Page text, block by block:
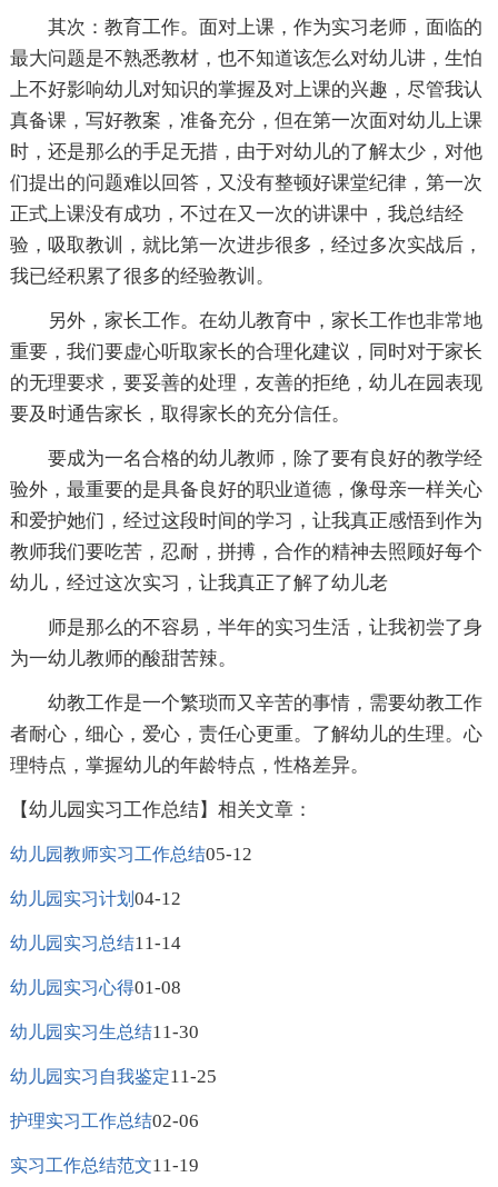
其次：教育工作。面对上课，作为实习老师，面临的
最大问题是不熟悉教材，也不知道该怎么对幼儿讲，生怕
上不好影响幼儿对知识的掌握及对上课的兴趣，尽管我认
真备课，写好教案，准备充分，但在第一次面对幼儿上课
时，还是那么的手足无措，由于对幼儿的了解太少，对他
们提出的问题难以回答，又没有整顿好课堂纪律，第一次
正式上课没有成功，不过在又一次的讲课中，我总结经
验，吸取教训，就比第一次进步很多，经过多次实战后，
我已经积累了很多的经验教训。
另外，家长工作。在幼儿教育中，家长工作也非常地
重要，我们要虚心听取家长的合理化建议，同时对于家长
的无理要求，要妥善的处理，友善的拒绝，幼儿在园表现
要及时通告家长，取得家长的充分信任。
要成为一名合格的幼儿教师，除了要有良好的教学经
验外，最重要的是具备良好的职业道德，像母亲一样关心
和爱护她们，经过这段时间的学习，让我真正感悟到作为
教师我们要吃苦，忍耐，拼搏，合作的精神去照顾好每个
幼儿，经过这次实习，让我真正了解了幼儿老
师是那么的不容易，半年的实习生活，让我初尝了身
为一幼儿教师的酸甜苦辣。
幼教工作是一个繁琐而又辛苦的事情，需要幼教工作
者耐心，细心，爱心，责任心更重。了解幼儿的生理。心
理特点，掌握幼儿的年龄特点，性格差异。
【幼儿园实习工作总结】相关文章：
幼儿园教师实习工作总结05-12
幼儿园实习计划 04-12
幼儿园实习总结11-14
幼儿园实习心得01-08
幼儿园实习生总结11-30
幼儿园实习自我鉴定11-25
护理实习工作总结02-06
实习工作总结范文11-19